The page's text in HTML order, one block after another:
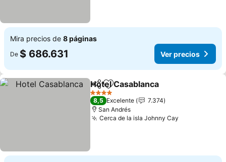
Mira precios de 8 páginas
De $ 686.631 Ver precios
CompartirAgregar a favoritos
Hotel Casablanca
4 Estrellas
8,5 Excelente
7.374
San Andrés
Cerca de la isla Johnny Cay